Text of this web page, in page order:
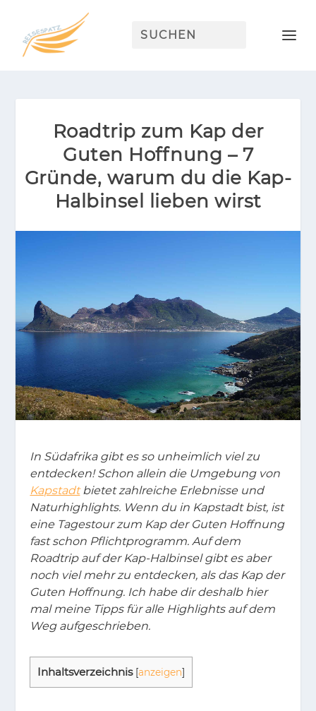
Roadtrip zum Kap der
Guten Hoffnung – 7
Gründe, warum du die Kap-
Halbinsel lieben wirst
In Südafrika gibt es so unheimlich viel zu
entdecken! Schon allein die Umgebung von
Kapstadtbietet zahlreiche Erlebnisse und
Naturhighlights. Wenn du in Kapstadt bist, ist
eine Tagestour zum Kap der Guten Hoffnung
fast schon Pflichtprogramm. Auf dem
Roadtrip auf der Kap-Halbinsel gibt es aber
noch viel mehr zu entdecken, als das Kap der
Guten Hoffnung. Ich habe dir deshalb hier
mal meine Tipps für alle Highlights auf dem
Weg aufgeschrieben.
In­halts­ver­zeich­nis [anzeigen]